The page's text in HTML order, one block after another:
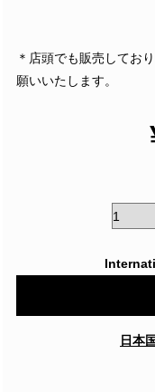
＊店頭でも販売してお
願いいたします。
日本